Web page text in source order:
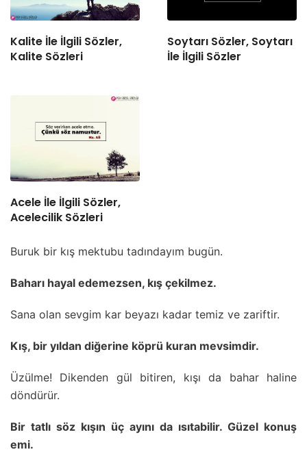
Kalite İle İlgili Sözler,
Kalite Sözleri
Soytarı Sözler, Soytarı
İle İlgili Sözler
Acele İle İlgili Sözler,
Acelecilik Sözleri
Buruk bir kış mektubu tadındayım bugün.
Baharı hayal edemezsen, kış çekilmez.
Sana olan sevgim kar beyazı kadar temiz ve zariftir.
Kış, bir yıldan diğerine köprü kuran mevsimdir.
Üzülme! Dikenden gül bitiren, kışı da bahar haline
döndürür.
Bir tatlı söz kışın üç ayını da ısıtabilir. Güzel konuş
emi.